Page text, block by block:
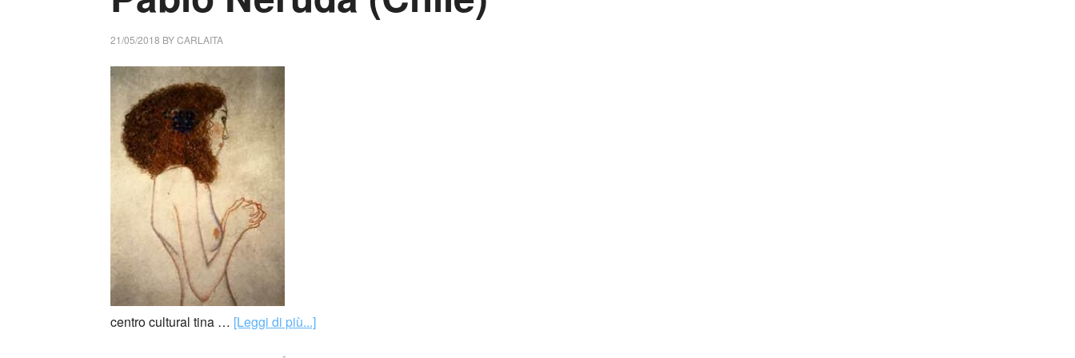
21/05/2018 BYCARLAITA
centro cultural tina … [Leggi di più...]